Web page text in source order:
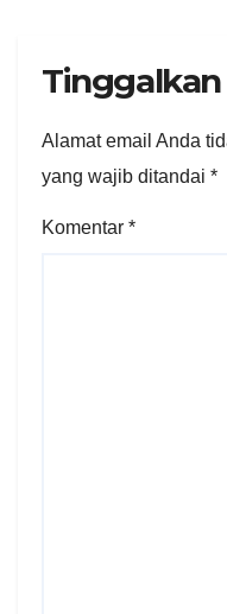
Tinggalkan
Alamat email Anda
yang wajib ditandai *
Komentar *